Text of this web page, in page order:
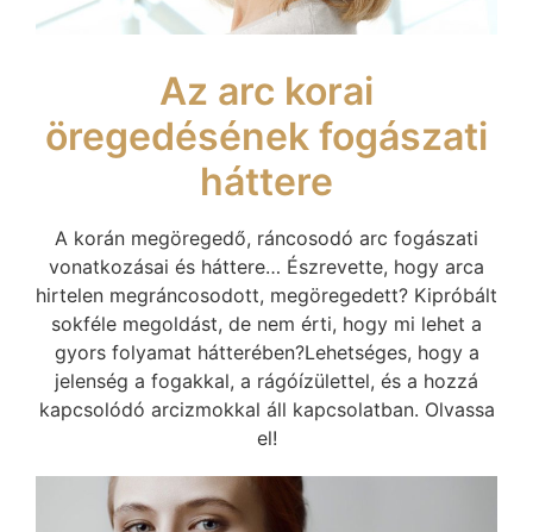
Az arc korai
öregedésének fogászati
háttere
A korán megöregedő, ráncosodó arc fogászati
vonatkozásai és háttere… Észrevette, hogy arca
hirtelen megráncosodott, megöregedett? Kipróbált
sokféle megoldást, de nem érti, hogy mi lehet a
gyors folyamat hátterében?Lehetséges, hogy a
jelenség a fogakkal, a rágóízülettel, és a hozzá
kapcsolódó arcizmokkal áll kapcsolatban. Olvassa
el!